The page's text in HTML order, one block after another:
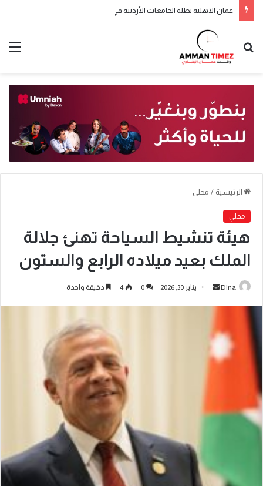
الرئيسية / محلي
محلي
هيئة تنشيط السياحة تهنئ جلالة
الملك بعيد ميلاده الرابع والستون
Dina يناير 30, 2026 0
4 دقيقة واحدة